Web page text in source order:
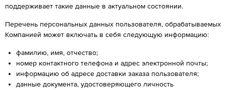
поддерживает такие данные в актуальном состоянии.
Перечень персональных данных пользователя, обрабатываемых
Компанией может включать в себя следующую информацию:
фамилию, имя, отчество;
номер контактного телефона и адрес электронной почты;
информацию об адресе доставки заказа пользователя;
данные документа, удостоверяющего личность